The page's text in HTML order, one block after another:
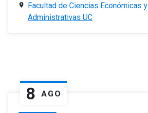
Facultad de Ciencias Económicas y
Administrativas UC
8 AGO